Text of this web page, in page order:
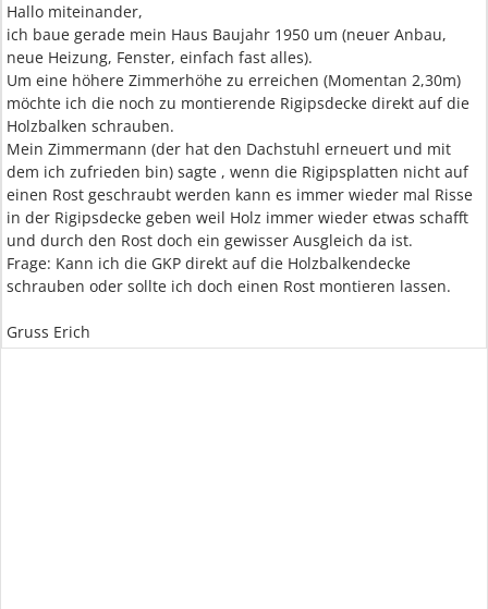
Hallo miteinander,
ich baue gerade mein Haus Baujahr 1950 um (neuer Anbau,
neue Heizung, Fenster, einfach fast alles).
Um eine höhere Zimmerhöhe zu erreichen (Momentan 2,30m)
möchte ich die noch zu montierende Rigipsdecke direkt auf die
Holzbalken schrauben.
Mein Zimmermann (der hat den Dachstuhl erneuert und mit
dem ich zufrieden bin) sagte , wenn die Rigipsplatten nicht auf
einen Rost geschraubt werden kann es immer wieder mal Risse
in der Rigipsdecke geben weil Holz immer wieder etwas schafft
und durch den Rost doch ein gewisser Ausgleich da ist.
Frage: Kann ich die GKP direkt auf die Holzbalkendecke
schrauben oder sollte ich doch einen Rost montieren lassen.
Gruss Erich